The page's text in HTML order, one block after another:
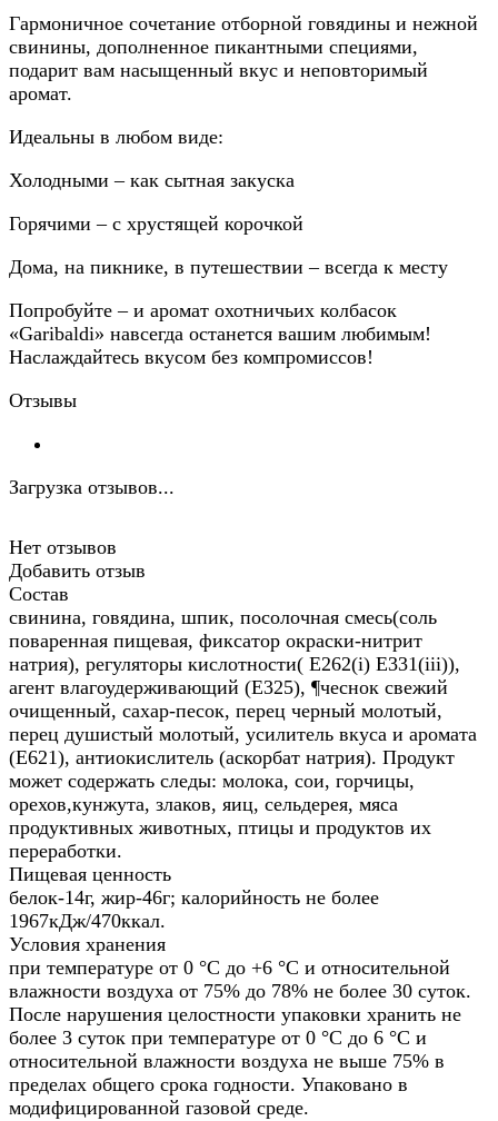
Гармоничное сочетание отборной говядины и нежной
свинины, дополненное пикантными специями,
подарит вам насыщенный вкус и неповторимый
аромат.
Идеальны в любом виде:
Холодными – как сытная закуска
Горячими – с хрустящей корочкой
Дома, на пикнике, в путешествии – всегда к месту
Попробуйте – и аромат охотничьих колбасок
«Garibaldi» навсегда останется вашим любимым!
Наслаждайтесь вкусом без компромиссов!
Отзывы
Загрузка отзывов...
Нет отзывов
Добавить отзыв
Состав
свинина, говядина, шпик, посолочная смесь(соль
поваренная пищевая, фиксатор окраски-нитрит
натрия), регуляторы кислотности( Е262(i) Е331(iii)),
агент влагоудерживающий (Е325), ¶чеснок свежий
очищенный, сахар-песок, перец черный молотый,
перец душистый молотый, усилитель вкуса и аромата
(Е621), антиокислитель (аскорбат натрия). Продукт
может содержать следы: молока, сои, горчицы,
орехов,кунжута, злаков, яиц, сельдерея, мяса
продуктивных животных, птицы и продуктов их
переработки.
Пищевая ценность
белок-14г, жир-46г; калорийность не более
1967кДж/470ккал.
Условия хранения
при температуре от 0 °С до +6 °С и относительной
влажности воздуха от 75% до 78% не более 30 суток.
После нарушения целостности упаковки хранить не
более 3 суток при температуре от 0 °С до 6 °С и
относительной влажности воздуха не выше 75% в
пределах общего срока годности. Упаковано в
модифицированной газовой среде.